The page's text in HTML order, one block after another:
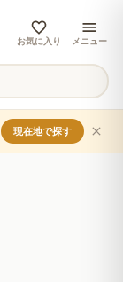
お気に入り メニュー
現在地で探す